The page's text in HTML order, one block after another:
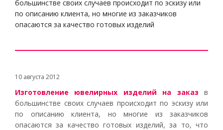
большинстве своих случаев происходит по эскизу или
по описанию клиента, но многие из заказчиков
опасаются за качество готовых изделий
10 августа 2012
Изготовление ювелирных изделий на заказ в
большинстве своих случаев происходит по эскизу или
по описанию клиента, но многие из заказчиков
опасаются за качество готовых изделий, за то, что